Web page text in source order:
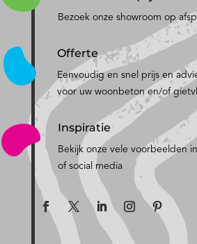
Bezoek onze showroom op
Offerte
Eenvoudig en snel prijs en
voor uw woonbeton en/of
Inspiratie
Bekijk onze vele voorbeelden
of social media